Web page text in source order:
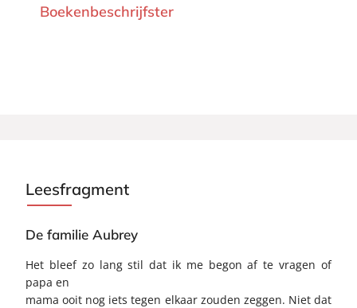
Boekenbeschrijfster
Leesfragment
De familie Aubrey
Het bleef zo lang stil dat ik me begon af te vragen of
papa en
mama ooit nog iets tegen elkaar zouden zeggen. Niet dat